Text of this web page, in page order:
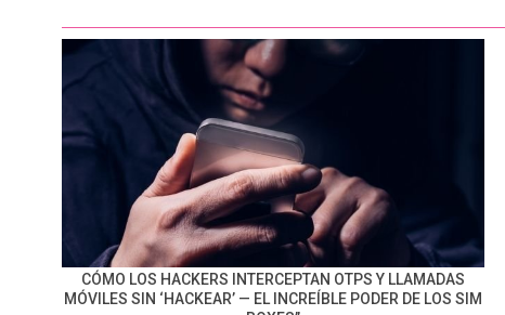
CÓMO LOS HACKERS INTERCEPTAN OTPS Y LLAMADAS
MÓVILES SIN ‘HACKEAR’ — EL INCREÍBLE PODER DE LOS SIM